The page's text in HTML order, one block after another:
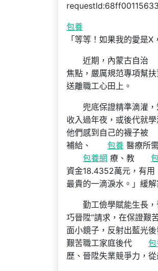
包養
「等等！如果我的愛是X，
近期，內蒙古自治
焦點，嚴厲規范專項幫
送離職工心田上。
兜底保證精準滴灌
收入過年夜，或後代就
他們感到自己的襪子被
補給、
包養 醫療所
包養網 療、教
資金18.4352萬元，有用
最貴的一滴淚水。」緩
勤工儉學賦能生長，
巧晉陞”請求，在保證艱
面小鏡子，反射出藍光
艱苦職工家庭後代
包
歷、晉陞失業競爭力，